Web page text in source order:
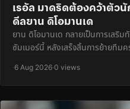
เรอัล มาดริดต้องคว้าตัว
ดีลยาน ดิโอมานเด
ยาน ดิโอมานเด กลายเป็นการเสริ
ซัมเมอร์นี้ หลังเสร็จสิ้นการย้ายทีมค
·6 Aug 2026·0 views